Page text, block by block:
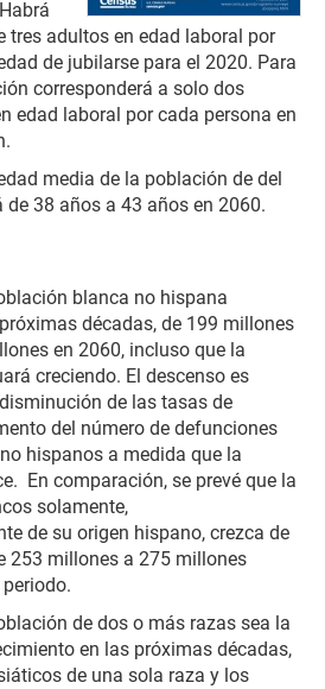
tres adultos en edad laboral por
de jubilarse para el 2020. Para
corresponderá a solo dos
edad laboral por cada persona en
media de la población de del
de 38 años a 43 años en 2060.
blanca no hispana
décadas, de 199 millones
en 2060, incluso que la
creciendo. El descenso es
de las tasas de
del número de defunciones
hispanos a medida que la
En comparación, se prevé que la
solamente,
de su origen hispano, crezca de
253 millones a 275 millones
de dos o más razas sea la
en las próximas décadas,
de una sola raza y los